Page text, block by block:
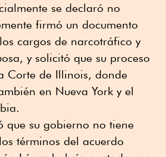
se declaró no
firmó un documento
cargos de narcotráfico y
y solicitó que su proceso
Corte de Illinois, donde
en Nueva York y el
que su gobierno no tiene
términos del acuerdo